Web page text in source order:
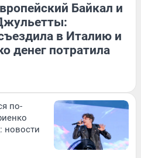
Байкал и
в Италию и
денег потратила
по-
новости